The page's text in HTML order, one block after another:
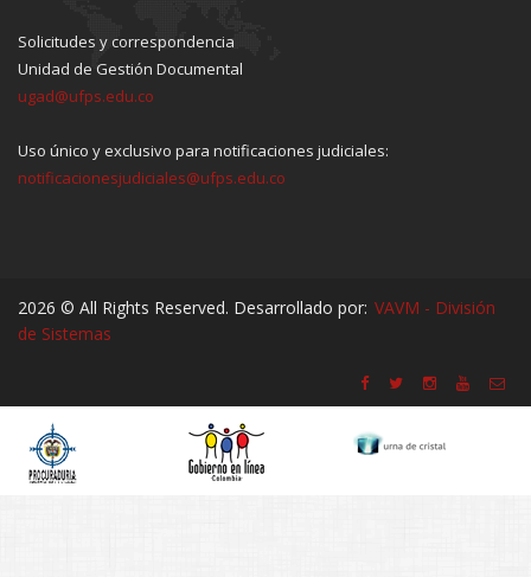
Solicitudes y correspondencia
Unidad de Gestión Documental
ugad@ufps.edu.co
Uso único y exclusivo para notificaciones judiciales:
notificacionesjudiciales@ufps.edu.co
2026 © All Rights Reserved. Desarrollado por: VAVM - División
de Sistemas